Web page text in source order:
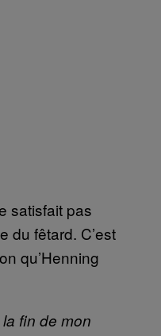
satisfait pas
du fêtard. C’est
qu’Henning
fin de mon